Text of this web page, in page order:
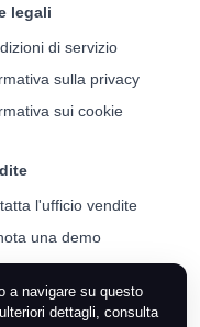
legali
di servizio
sulla privacy
sui cookie
l'ufficio vendite
una demo
a navigare su questo
dettagli, consulta